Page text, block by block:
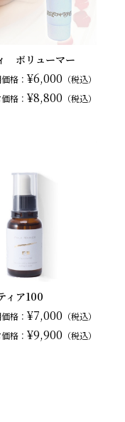
ボリューマー
格： ¥6,000 （税込）
価格： ¥8,800 （税込）
ィア100
格： ¥7,000 （税込）
価格： ¥9,900 （税込）